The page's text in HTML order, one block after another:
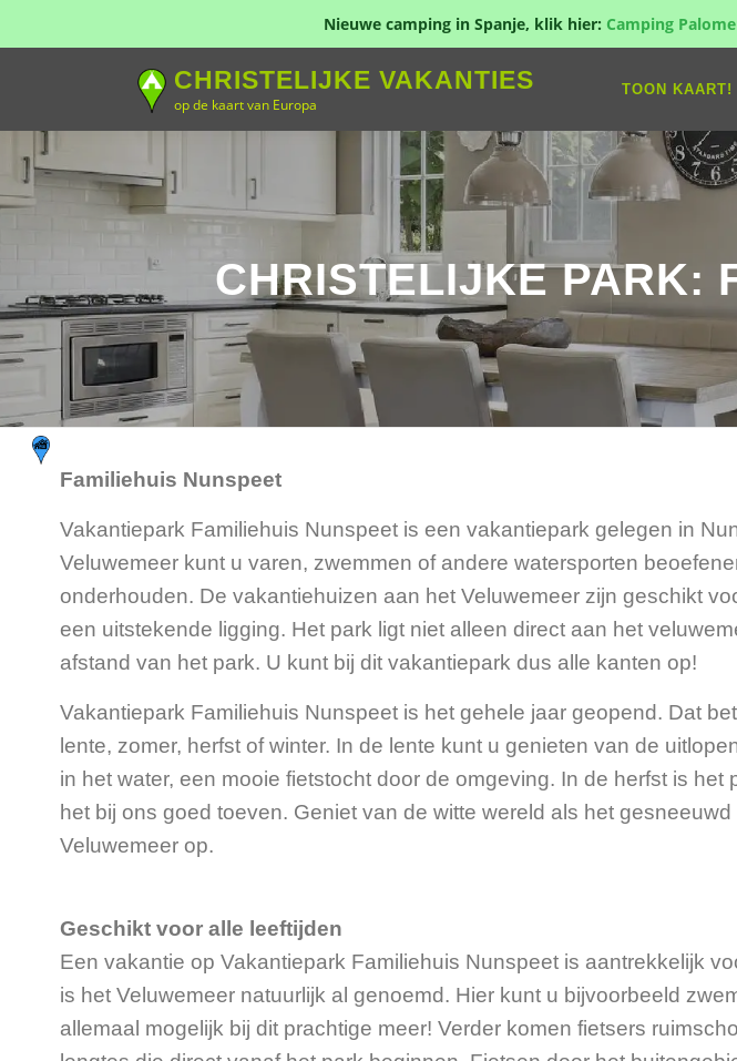
Nieuwe camping in Spanje, klik hier: Camping
springen
CHRISTELIJKE VAKANTIES
op de kaart van Europa
TOON KAART!
CHRISTELIJKE PARK:
Familiehuis Nunspeet
Vakantiepark Familiehuis Nunspeet is een vakantiepark gelegen in
Veluwemeer kunt u varen, zwemmen of andere watersporten
onderhouden. De vakantiehuizen aan het Veluwemeer zijn geschikt
een uitstekende ligging. Het park ligt niet alleen direct aan het
afstand van het park. U kunt bij dit vakantiepark dus alle kanten op!
Vakantiepark Familiehuis Nunspeet is het gehele jaar geopend. Dat
lente, zomer, herfst of winter. In de lente kunt u genieten van de
in het water, een mooie fietstocht door de omgeving. In de herfst is
het bij ons goed toeven. Geniet van de witte wereld als het
Veluwemeer op.
Geschikt voor alle leeftijden
Een vakantie op Vakantiepark Familiehuis Nunspeet is aantrekkelijk
is het Veluwemeer natuurlijk al genoemd. Hier kunt u bijvoorbeeld
allemaal mogelijk bij dit prachtige meer! Verder komen fietsers